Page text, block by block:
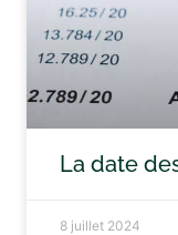
La date
8 juillet 2024